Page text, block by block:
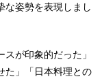
な姿勢を表現しまし
が印象的だった」
た」「日本料理との